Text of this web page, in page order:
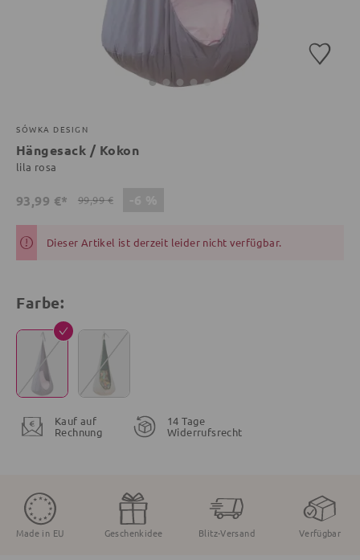
SÓWKA DESIGN
Hängesack / Kokon
lila rosa
93,99 €* 99,99 €
Dieser Artikel ist derzeit leider nicht verfügbar.
Farbe:
Kauf auf
Rechnung
14 Tage
Widerrufsrecht
Made in EU Geschenkidee Blitz-Versand Verfügbar